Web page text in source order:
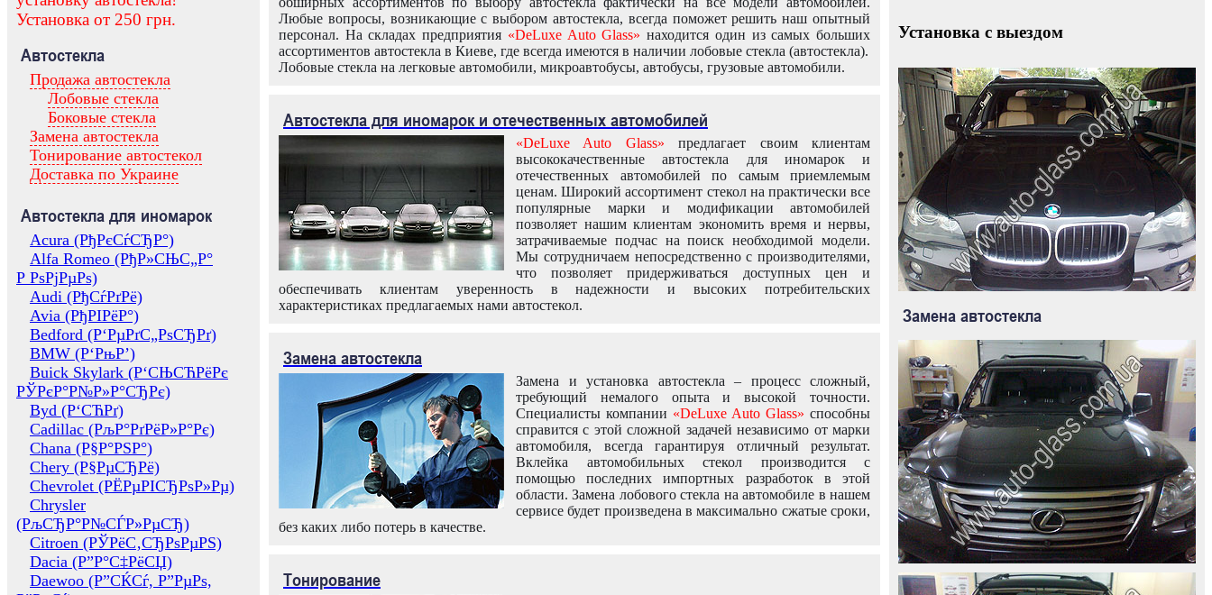
Установка от 250 грн.
Автостекла
Продажа автостекла
Лобовые стекла
Боковые стекла
Замена автостекла
Тонирование автостекол
Доставка по Украине
Автостекла для иномарок
Acura (РђРєСѓСЂР°)
Alfa Romeo (РђР»СЊС„Р°
Р РѕРјРµРѕ)
Audi (РђСѓРґРё)
Avia (РђРІРёР°)
Bedford (Р‘РµРґС„РѕСЂРґ)
BMW (Р‘РњР’)
Buick Skylark (Р‘СЊСЋРёРє
РЎРєР°Р№Р»Р°СЂРє)
Byd (Р‘СЋРґ)
Cadillac (РљР°РґРёР»Р°Рє)
Chana (Р§Р°РЅР°)
Chery (Р§РµСЂРё)
Chevrolet (РЁРµРІСЂРѕР»Рµ)
Chrysler
(РљСЂР°Р№СЃР»РµСЂ)
Citroen (РЎРёС‚СЂРѕРµРЅ)
Dacia (Р”Р°С‡РёСЏ)
Daewoo (Р”СЌСѓ, Р”РµРѕ,
Любые вопросы, возникающие с выбором автостекла, всегда поможет решить наш опытный
персонал. На складах предприятия «DeLuxe Auto Glass» находится один из самых больших
ассортиментов автостекла в Киеве, где всегда имеются в наличии лобовые стекла (автостекла).
Лобовые стекла на легковые автомобили, микроавтобусы, автобусы, грузовые автомобили.
Автостекла для иномарок и отечественных автомобилей
«DeLuxe Auto Glass» предлагает своим клиентам
высококачественные автостекла для иномарок и
отечественных автомобилей по самым приемлемым
ценам. Широкий ассортимент стекол на практически все
популярные марки и модификации автомобилей
позволяет нашим клиентам экономить время и нервы,
затрачиваемые подчас на поиск необходимой модели.
Мы сотрудничаем непосредственно с производителями,
что позволяет придерживаться доступных цен и
обеспечивать клиентам уверенность в надежности и высоких потребительских
характеристиках предлагаемых нами автостекол.
Замена автостекла
Замена и установка автостекла – процесс сложный,
требующий немалого опыта и высокой точности.
Специалисты компании «DeLuxe Auto Glass» способны
справится с этой сложной задачей независимо от марки
автомобиля, всегда гарантируя отличный результат.
Вклейка автомобильных стекол производится с
помощью последних импортных разработок в этой
области. Замена лобового стекла на автомобиле в нашем
сервисе будет произведена в максимально сжатые сроки,
без каких либо потерь в качестве.
Тонирование
Установка с выездом
Замена автостекла